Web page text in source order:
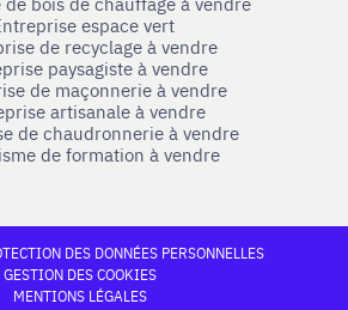
espace vert
de recyclage à vendre
paysagiste à vendre
de maçonnerie à vendre
artisanale à vendre
de chaudronnerie à vendre
de formation à vendre
DES DONNÉES PERSONNELLES
GESTION DES COOKIES
MENTIONS LÉGALES